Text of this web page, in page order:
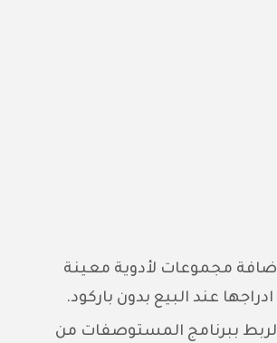
مجموعات لأدوية معينة
عند البيع بدون باركود.
ببرنامج المستوصفات من